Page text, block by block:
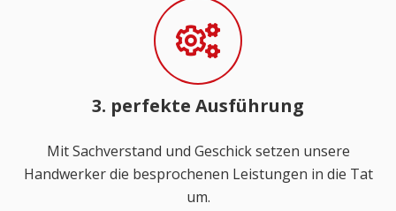
3. perfekte Ausführung
Mit Sachverstand und Geschick setzen unsere
Handwerker die besprochenen Leistungen in die Tat
um.